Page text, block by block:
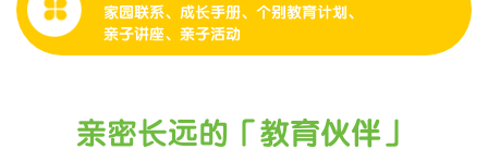
家园联系、成长手册、个别教育计划、
亲子讲座、亲子活动
亲密长远的「教育伙伴」